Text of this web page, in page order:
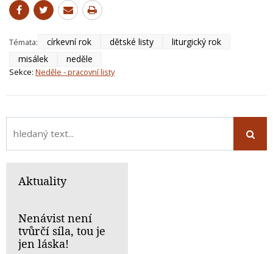
Témata: církevní rok dětské listy
liturgický rok
misálek
neděle
Sekce: Neděle - pracovní listy
Aktuality
Nenávist není
tvůrčí síla, tou je
jen láska!